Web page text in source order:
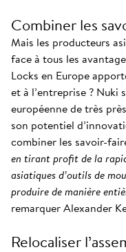
Combiner les
Mais les producteurs
face à tous les
Locks en Europe
et à l’entreprise ? Nuki
européenne de très
son potentiel
combiner les savoir-
en tirant profit de la
asiatiques d’outils de
produire de manière
remarquer Alexander
Relocaliser